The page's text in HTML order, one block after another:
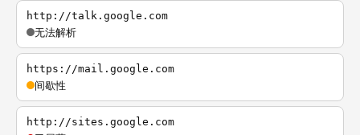
http://talk.google.com
无法解析
https://mail.google.com
间歇性
http://sites.google.com